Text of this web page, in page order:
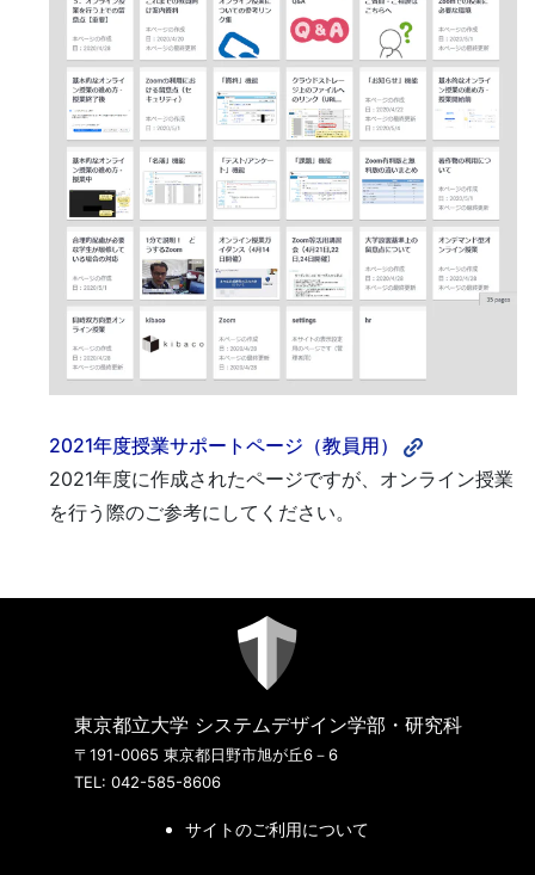
2021年度授業サポートページ（教員用）
2021年度に作成されたページですが、オンライン授業
を行う際のご参考にしてください。
東京都立大学 システムデザイン学部・研究科
〒191-0065 東京都日野市旭が丘6－6
TEL: 042-585-8606
サイトのご利用について